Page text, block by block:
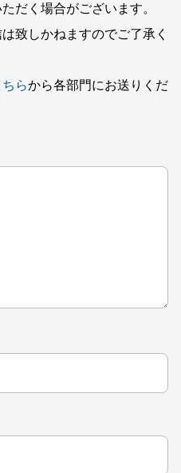
だく場合がございます。
致しかねますのでご了承く
ちらから各部門にお送りくだ